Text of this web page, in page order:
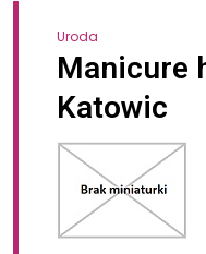
Uroda
Manicure
Katowic